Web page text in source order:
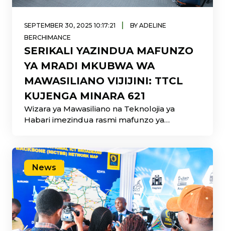
SEPTEMBER 30, 2025 10:17:21 |
BY ADELINE
BERCHIMANCE
SERIKALI YAZINDUA MAFUNZO
YA MRADI MKUBWA WA
MAWASILIANO VIJIJINI: TTCL
KUJENGA MINARA 621
Wizara ya Mawasiliano na Teknolojia ya
Habari imezindua rasmi mafunzo ya
News